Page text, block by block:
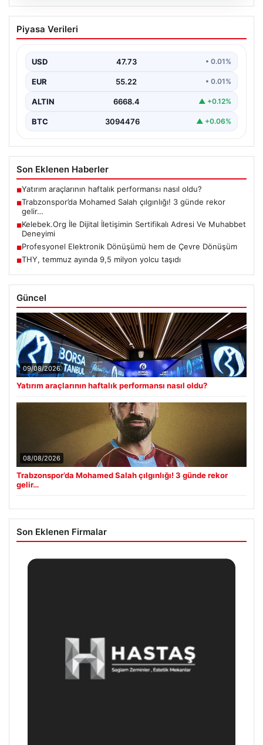
Trabzonspor’da Mohamed Salah
çılgınlığı! 3 günde rekor gelir…
Piyasa Verileri
USD 47.73 • 0.01%
EUR 55.22 • 0.01%
ALTIN 6668.4 ▲ +0.12%
BTC 3094476 ▲ +0.06%
Son Eklenen Haberler
■Yatırım araçlarının haftalık performansı nasıl oldu?
■Trabzonspor’da Mohamed Salah çılgınlığı! 3 günde rekor
gelir…
■Kelebek.Org İle Dijital İletişimin Sertifikalı Adresi Ve Muhabbet
Deneyimi
■Profesyonel Elektronik Dönüşümü hem de Çevre Dönüşüm
■THY, temmuz ayında 9,5 milyon yolcu taşıdı
Güncel
09/08/2026
Yatırım araçlarının haftalık performansı nasıl oldu?
08/08/2026
Trabzonspor’da Mohamed Salah çılgınlığı! 3 günde rekor
gelir…
Son Eklenen Firmalar